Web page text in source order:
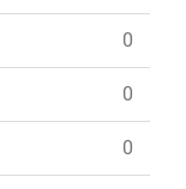
0
0
0